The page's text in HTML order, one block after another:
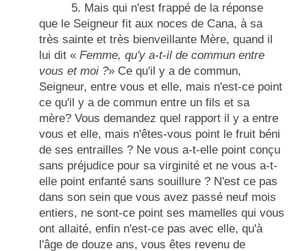
5. Mais qui n'est frappé de la réponse
que le Seigneur fit aux noces de Cana, à sa
très sainte et très bienveillante Mère, quand il
lui dit « Femme, qu'y a-t-il de commun entre
vous et moi ?» Ce qu'il y a de commun,
Seigneur, entre vous et elle, mais n'est-ce point
ce qu'il y a de commun entre un fils et sa
mère? Vous demandez quel rapport il y a entre
vous et elle, mais n'êtes-vous point le fruit béni
de ses entrailles ? Ne vous a-t-elle point conçu
sans préjudice pour sa virginité et ne vous a-t-
elle point enfanté sans souillure ? N'est ce pas
dans son sein que vous avez passé neuf mois
entiers, ne sont-ce point ses mamelles qui vous
ont allaité, enfin n'est-ce pas avec elle, qu'à
l'âge de douze ans, vous êtes revenu de